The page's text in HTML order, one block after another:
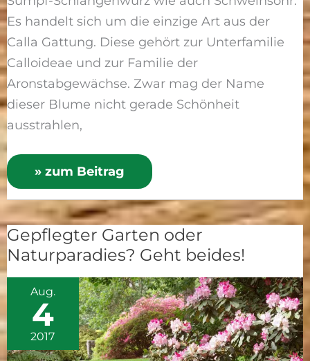
Es handelt sich um die einzige Art aus der
Calla Gattung. Diese gehört zur Unterfamilie
Calloideae und zur Familie der
Aronstabgewächse. Zwar mag der Name
dieser Blume nicht gerade Schönheit
ausstrahlen,
» zum Beitrag
Gepflegter Garten oder
Naturparadies? Geht beides!
Aug.
4
2017
Gepflegter
Garten
oder
Naturparadies?
Geht
beides!